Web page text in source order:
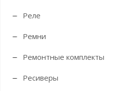
Реле
Ремни
Ремонтные комплекты
Ресиверы